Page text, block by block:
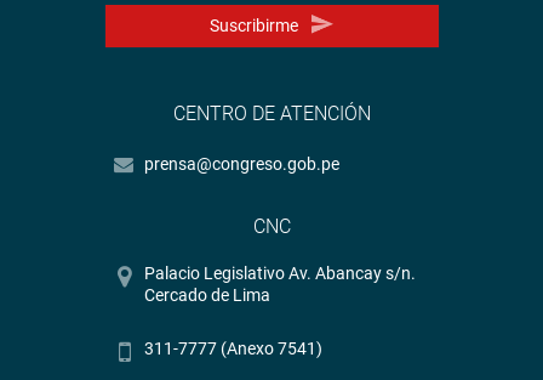
Suscribirme
CENTRO DE ATENCIÓN
prensa@congreso.gob.pe
CNC
Palacio Legislativo Av. Abancay s/n.
Cercado de Lima
311-7777 (Anexo 7541)